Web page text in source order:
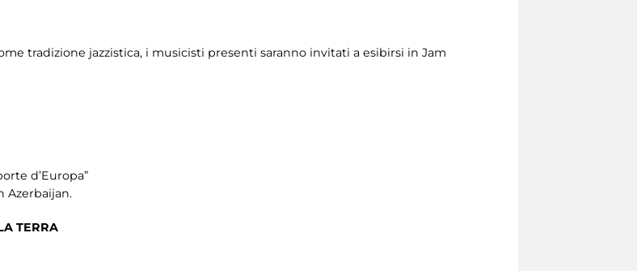
tradizione jazzistica, i musicisti presenti saranno invitati a esibirsi in Jam
d’Europa”
Azerbaijan.
TERRA